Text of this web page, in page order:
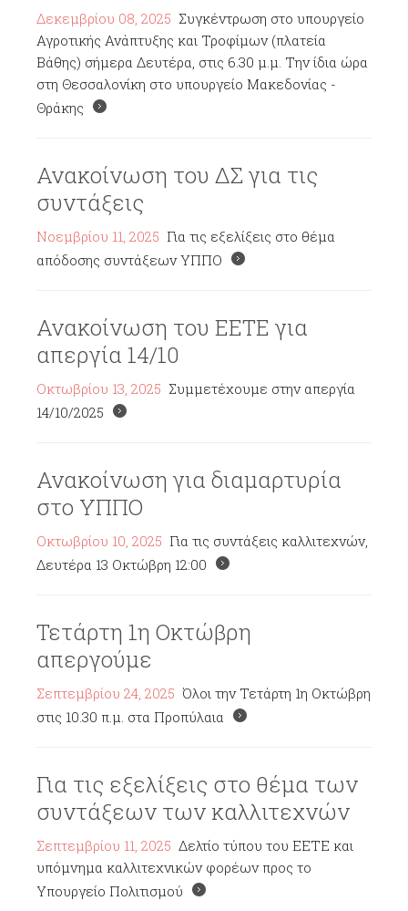
Δεκεμβρίου 08, 2025 Συγκέντρωση στο υπουργείο
Αγροτικής Ανάπτυξης και Τροφίμων (πλατεία
Βάθης) σήμερα Δευτέρα, στις 6.30 μ.μ. Την ίδια ώρα
στη Θεσσαλονίκη στο υπουργείο Μακεδονίας -
Θράκης
Ανακοίνωση του ΔΣ για τις
συντάξεις
Νοεμβρίου 11, 2025 Για τις εξελίξεις στο θέμα
απόδοσης συντάξεων ΥΠΠΟ
Ανακοίνωση του ΕΕΤΕ για
απεργία 14/10
Οκτωβρίου 13, 2025 Συμμετέχουμε στην απεργία
14/10/2025
Ανακοίνωση για διαμαρτυρία
στο ΥΠΠΟ
Οκτωβρίου 10, 2025 Για τις συντάξεις καλλιτεχνών,
Δευτέρα 13 Οκτώβρη 12:00
Τετάρτη 1η Οκτώβρη
απεργούμε
Σεπτεμβρίου 24, 2025 Όλοι την Τετάρτη 1η Οκτώβρη
στις 10.30 π.μ. στα Προπύλαια
Για τις εξελίξεις στο θέμα των
συντάξεων των καλλιτεχνών
Σεπτεμβρίου 11, 2025 Δελτίο τύπου του ΕΕΤΕ και
υπόμνημα καλλιτεχνικών φορέων προς το
Υπουργείο Πολιτισμού